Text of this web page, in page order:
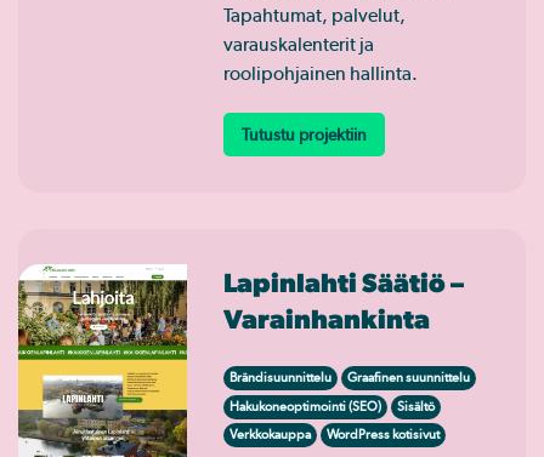
Tapahtumat, palvelut,
varauskalenterit ja
roolipohjainen hallinta.
Tutustu projektiin
Lapinlahti Säätiö –
Varainhankinta
Brändisuunnittelu
Graafinen suunnittelu
Hakukoneoptimointi (SEO)
Sisältö
Verkkokauppa
WordPress kotisivut